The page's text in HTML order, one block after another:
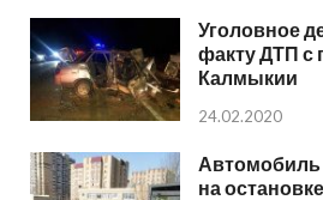
Уголовное
факту ДТП с
Калмыкии
24.02.2020
Автомобиль
на